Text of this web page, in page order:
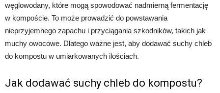
węglowodany, które mogą spowodować nadmierną fermentację
w kompoście. To może prowadzić do powstawania
nieprzyjemnego zapachu i przyciągania szkodników, takich jak
muchy owocowe. Dlatego ważne jest, aby dodawać suchy chleb
do kompostu w umiarkowanych ilościach.
Jak dodawać suchy chleb do kompostu?